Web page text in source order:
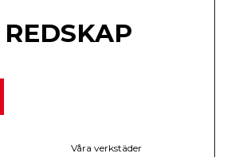
Våra verkstäder